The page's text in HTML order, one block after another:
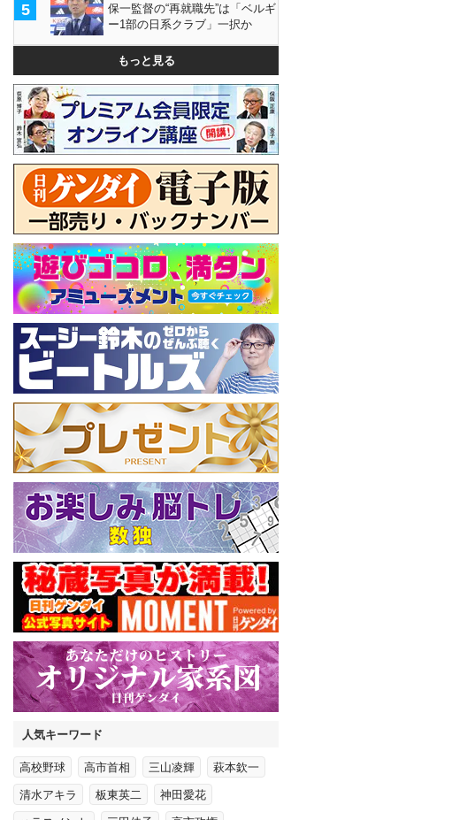
5
保一監督の“再就職先”は「ベルギ
ー1部の日系クラブ」一択か
もっと見る
人気キーワード
高校野球 高市首相 三山凌輝 萩本欽一
清水アキラ 板東英二 神田愛花